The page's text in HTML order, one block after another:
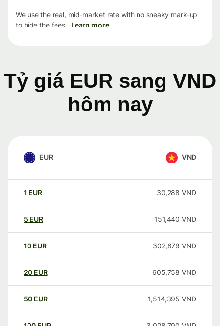
We use the real, mid-market rate with no sneaky mark-up
to hide the fees. Learn more
Tỷ giá EUR sang VND
hôm nay
EUR VND
1 EUR 30,288 VND
5 EUR 151,440 VND
10 EUR 302,879 VND
20 EUR 605,758 VND
50 EUR 1,514,395 VND